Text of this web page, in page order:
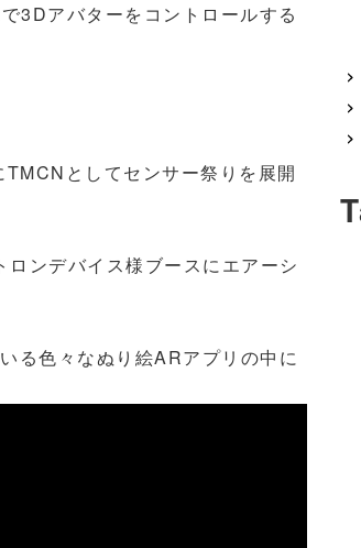
3Dアバターをコントロールする
としてセンサー祭りを展開
ンデバイス様ブースにエアーシ
る色々なぬり絵ARアプリの中に